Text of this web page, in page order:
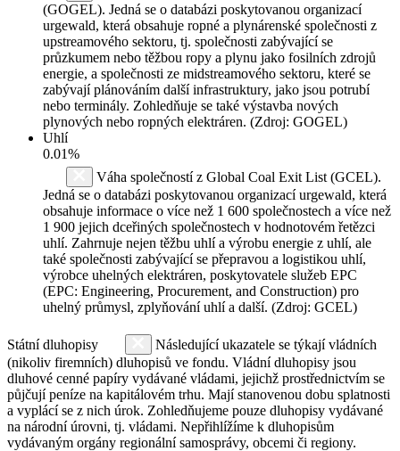
(GOGEL). Jedná se o databázi poskytovanou organizací
urgewald, která obsahuje ropné a plynárenské společnosti z
upstreamového sektoru, tj. společnosti zabývající se
průzkumem nebo těžbou ropy a plynu jako fosilních zdrojů
energie, a společnosti ze midstreamového sektoru, které se
zabývají plánováním další infrastruktury, jako jsou potrubí
nebo terminály. Zohledňuje se také výstavba nových
plynových nebo ropných elektráren. (Zdroj: GOGEL)
Uhlí
0.01%
Váha společností z Global Coal Exit List (GCEL).
Jedná se o databázi poskytovanou organizací urgewald, která
obsahuje informace o více než 1 600 společnostech a více než
1 900 jejich dceřiných společnostech v hodnotovém řetězci
uhlí. Zahrnuje nejen těžbu uhlí a výrobu energie z uhlí, ale
také společnosti zabývající se přepravou a logistikou uhlí,
výrobce uhelných elektráren, poskytovatele služeb EPC
(EPC: Engineering, Procurement, and Construction) pro
uhelný průmysl, zplyňování uhlí a další. (Zdroj: GCEL)
Státní dluhopisy
Následující ukazatele se týkají vládních
(nikoliv firemních) dluhopisů ve fondu. Vládní dluhopisy jsou
dluhové cenné papíry vydávané vládami, jejichž prostřednictvím se
půjčují peníze na kapitálovém trhu. Mají stanovenou dobu splatnosti
a vyplácí se z nich úrok. Zohledňujeme pouze dluhopisy vydávané
na národní úrovni, tj. vládami. Nepřihlížíme k dluhopisům
vydávaným orgány regionální samosprávy, obcemi či regiony.